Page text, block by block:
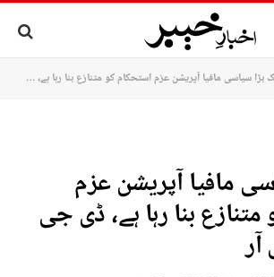
بڑا سیاسی مافیا آپریشن عزم استحکام کو متنازع بنا رہا ہے، ڈی جی آئی ایس پی آر
مافیا آپریشن عزم
بنا رہا ہے، ڈی جی